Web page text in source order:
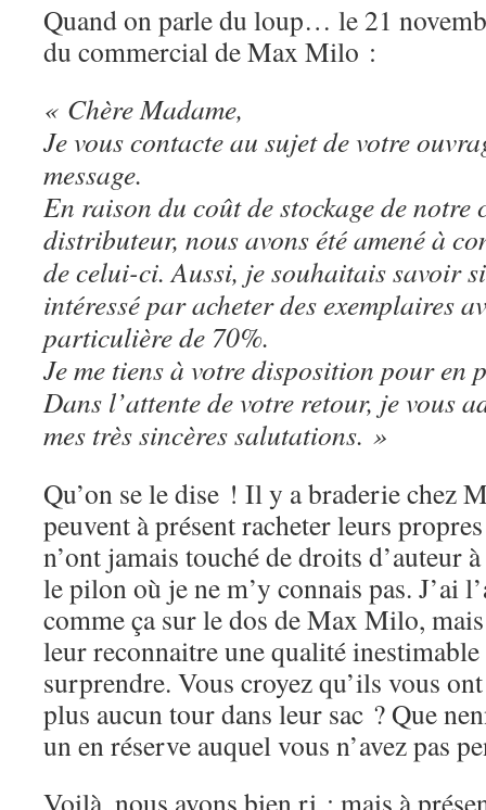
Quand on parle du loup… le 21
du commercial de Max Milo :
« Chère Madame,
Je vous contacte au sujet de votre
message.
En raison du coût de stockage de notre
distributeur, nous avons été amené à
de celui-ci. Aussi, je souhaitais savoir
intéressé par acheter des exemplaires
particulière de 70%.
Je me tiens à votre disposition pour en
Dans l’attente de votre retour, je vous
mes très sincères salutations. »
Qu’on se le dise ! Il y a braderie chez
peuvent à présent racheter leurs
n’ont jamais touché de droits d’auteur
le pilon où je ne m’y connais pas. J’ai
comme ça sur le dos de Max Milo,
leur reconnaitre une qualité
surprendre. Vous croyez qu’ils vous
plus aucun tour dans leur sac ? Que
un en réserve auquel vous n’avez pas
Voilà, nous avons bien ri ; mais à